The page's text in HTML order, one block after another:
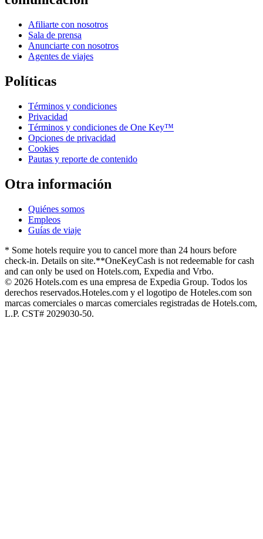
Afiliarte con nosotros
Sala de prensa
Anunciarte con nosotros
Agentes de viajes
Políticas
Términos y condiciones
Privacidad
Términos y condiciones de One Key™
Opciones de privacidad
Cookies
Pautas y reporte de contenido
Otra información
Quiénes somos
Empleos
Guías de viaje
* Some hotels require you to cancel more than 24 hours before
check-in. Details on site.**OneKeyCash is not redeemable for cash
and can only be used on Hotels.com, Expedia and Vrbo.
© 2026 Hotels.com es una empresa de Expedia Group. Todos los
derechos reservados.Hoteles.com y el logotipo de Hoteles.com son
marcas comerciales o marcas comerciales registradas de Hotels.com,
L.P. CST# 2029030-50.